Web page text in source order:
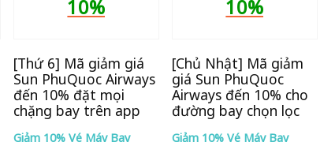
10%
[Thứ 6] Mã giảm giá
Sun PhuQuoc Airways
đến 10% đặt mọi
chặng bay trên app
Giảm 10% Vé Máy Bay
10%
[Chủ Nhật] Mã giảm
giá Sun PhuQuoc
Airways đến 10% cho
đường bay chọn lọc
Giảm 10% Vé Máy Bay